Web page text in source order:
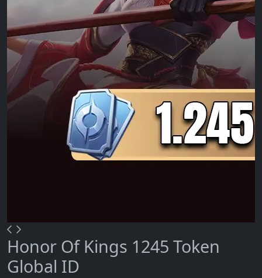
Honor Of Kings 1245 Token
Global ID